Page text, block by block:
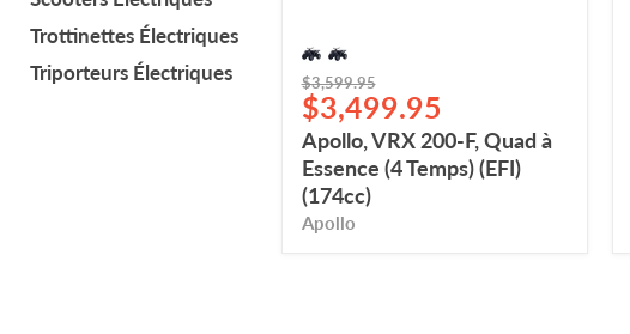
Trottinettes Électriques
Triporteurs Électriques
Prix
d'origine
$3,599.95
Prix
actuel
$3,499.95
Apollo, VRX 200-F, Quad à
Essence (4 Temps) (EFI)
(174cc)
Apollo